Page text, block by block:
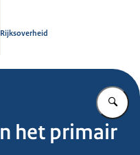
Rijksoverheid
het primair